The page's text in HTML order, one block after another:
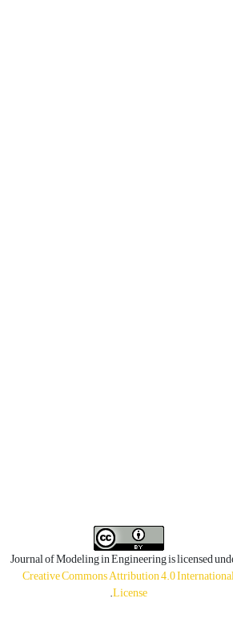
Journal of Modeling in Engineering is licensed
Creative Commons Attribution 4.0
License
.